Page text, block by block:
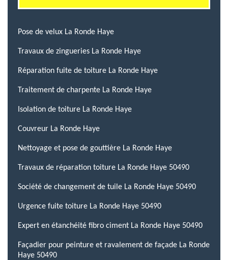
Pose de velux La Ronde Haye
Travaux de zingueries La Ronde Haye
Réparation fuite de toiture La Ronde Haye
Traitement de charpente La Ronde Haye
Isolation de toiture La Ronde Haye
Couvreur La Ronde Haye
Nettoyage et pose de gouttière La Ronde Haye
Travaux de réparation toiture La Ronde Haye 50490
Société de changement de tuile La Ronde Haye 50490
Urgence fuite toiture La Ronde Haye 50490
Expert en étanchéité fibro ciment La Ronde Haye 50490
Façadier pour peinture et ravalement de façade La Ronde
Haye 50490